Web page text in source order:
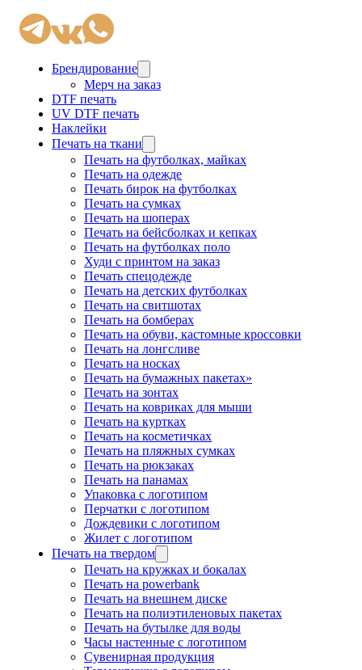
Брендирование
Мерч на заказ
DTF печать
UV DTF печать
Наклейки
Печать на ткани
Печать на футболках, майках
Печать на одежде
Печать бирок на футболках
Печать на сумках
Печать на шоперах
Печать на бейсболках и кепках
Печать на футболках поло
Худи с принтом на заказ
Печать спецодежде
Печать на детских футболках
Печать на свитшотах
Печать на бомберах
Печать на обуви, кастомные кроссовки
Печать на лонгсливе
Печать на носках
Печать на бумажных пакетах»
Печать на зонтах
Печать на ковриках для мыши
Печать на куртках
Печать на косметичках
Печать на пляжных сумках
Печать на рюкзаках
Печать на панамах
Упаковка с логотипом
Перчатки с логотипом
Дождевики с логотипом
Жилет с логотипом
Печать на твердом
Печать на кружках и бокалах
Печать на powerbank
Печать на внешнем диске
Печать на полиэтиленовых пакетах
Печать на бутылке для воды
Часы настенные с логотипом
Сувенирная продукция